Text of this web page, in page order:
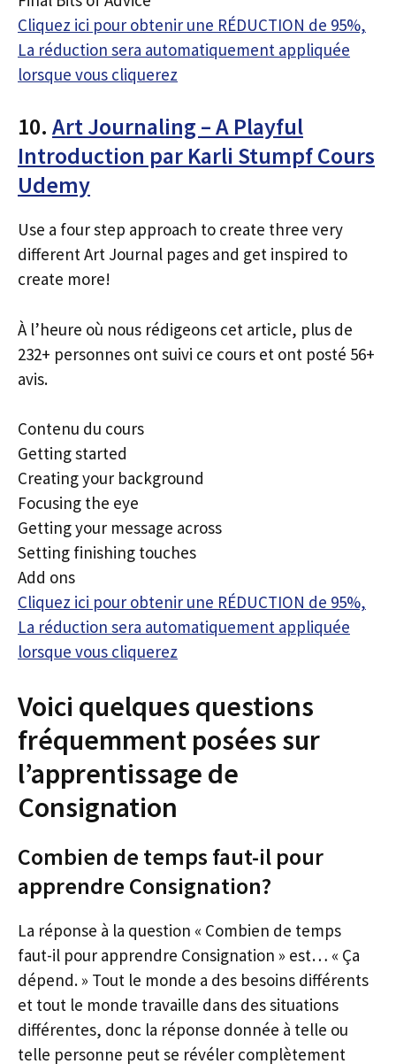
Cliquez ici pour obtenir une RÉDUCTION de 95%,
La réduction sera automatiquement appliquée
lorsque vous cliquerez
10. Art Journaling – A Playful
Introduction par Karli Stumpf Cours
Udemy
Use a four step approach to create three very
different Art Journal pages and get inspired to
create more!
À l’heure où nous rédigeons cet article, plus de
232+ personnes ont suivi ce cours et ont posté 56+
avis.
Contenu du cours
Getting started
Creating your background
Focusing the eye
Getting your message across
Setting finishing touches
Add ons
Cliquez ici pour obtenir une RÉDUCTION de 95%,
La réduction sera automatiquement appliquée
lorsque vous cliquerez
Voici quelques questions
fréquemment posées sur
l’apprentissage de
Consignation
Combien de temps faut-il pour
apprendre Consignation?
La réponse à la question « Combien de temps
faut-il pour apprendre Consignation » est… « Ça
dépend. » Tout le monde a des besoins différents
et tout le monde travaille dans des situations
différentes, donc la réponse donnée à telle ou
telle personne peut se révéler complètement